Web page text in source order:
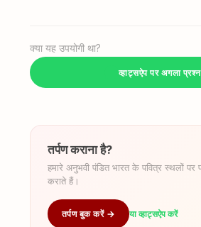
क्या यह उपयोगी था?
व्हाट्सऐप पर अगला
तर्पण कराना है?
हमारे अनुभवी पंडित भारत के पवित्र स्थलों पर
कराते हैं।
तर्पण बुक करें → या व्हाट्सऐप करें